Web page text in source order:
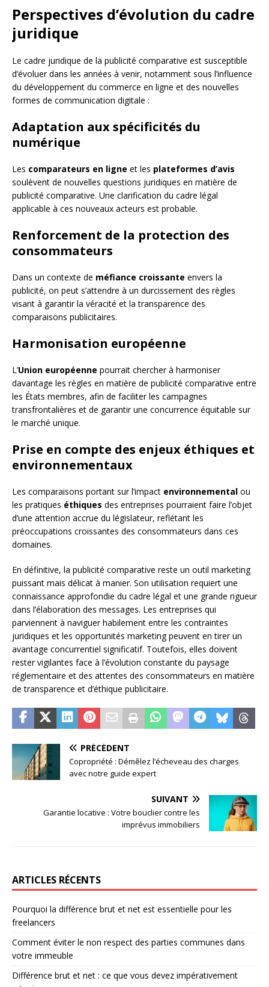
Perspectives d’évolution du cadre
juridique
Le cadre juridique de la publicité comparative est susceptible
d’évoluer dans les années à venir, notamment sous l’influence
du développement du commerce en ligne et des nouvelles
formes de communication digitale :
Adaptation aux spécificités du
numérique
Les comparateurs en ligne et les plateformes d’avis
soulèvent de nouvelles questions juridiques en matière de
publicité comparative. Une clarification du cadre légal
applicable à ces nouveaux acteurs est probable.
Renforcement de la protection des
consommateurs
Dans un contexte de méfiance croissante envers la
publicité, on peut s’attendre à un durcissement des règles
visant à garantir la véracité et la transparence des
comparaisons publicitaires.
Harmonisation européenne
L’Union européenne pourrait chercher à harmoniser
davantage les règles en matière de publicité comparative entre
les États membres, afin de faciliter les campagnes
transfrontalières et de garantir une concurrence équitable sur
le marché unique.
Prise en compte des enjeux éthiques et
environnementaux
Les comparaisons portant sur l’impact environnemental ou
les pratiques éthiques des entreprises pourraient faire l’objet
d’une attention accrue du législateur, reflétant les
préoccupations croissantes des consommateurs dans ces
domaines.
En définitive, la publicité comparative reste un outil marketing
puissant mais délicat à manier. Son utilisation requiert une
connaissance approfondie du cadre légal et une grande rigueur
dans l’élaboration des messages. Les entreprises qui
parviennent à naviguer habilement entre les contraintes
juridiques et les opportunités marketing peuvent en tirer un
avantage concurrentiel significatif. Toutefois, elles doivent
rester vigilantes face à l’évolution constante du paysage
réglementaire et des attentes des consommateurs en matière
de transparence et d’éthique publicitaire.
PRÉCÉDENT
Copropriété : Démêlez l’écheveau des charges
avec notre guide expert
SUIVANT
Garantie locative : Votre bouclier contre les
imprévus immobiliers
ARTICLES RÉCENTS
Pourquoi la différence brut et net est essentielle pour les
freelancers
Comment éviter le non respect des parties communes dans
votre immeuble
Différence brut et net : ce que vous devez impérativement